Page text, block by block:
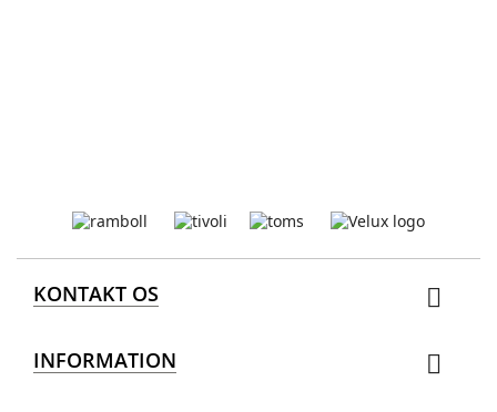
KONTAKT OS 
INFORMATION 